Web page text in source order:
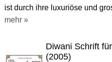
ist durch ihre luxuriöse und
mehr »
Diwani Schrift
(2005)